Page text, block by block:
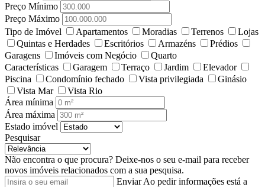
Preço Mínimo
Preço Máximo
Tipo de Imóvel
Apartamentos Moradias Terrenos
Lojas
Quintas e Herdades
Escritórios Armazéns
Prédios
Garagens
Imóveis com Negócio
Quarto
Características
Garagem Terraço Jardim
Elevador
Piscina
Condomínio fechado Vista privilegiada
Ginásio
Vista Mar
Vista Rio
Área mínima
Área máxima
Estado imóvel
Pesquisar
Não encontra o que procura? Deixe-nos o seu e-mail para receber
novos imóveis relacionados com a sua pesquisa.
Enviar Ao pedir informações está a